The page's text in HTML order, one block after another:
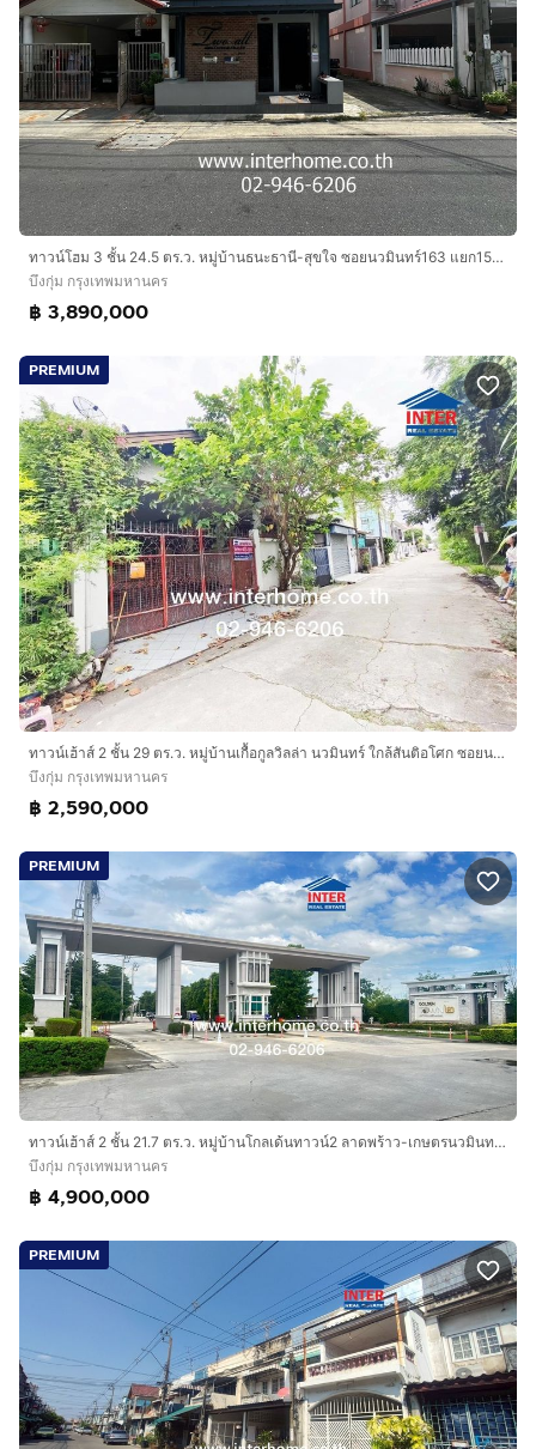
ทาวน์โฮม 3 ชั้น 24.5 ตร.ว. หมู่บ้านธนะธานี-สุขใจ ซอยนวมินทร์163 แยก15-12 ถนนนวมินทร์ เขตบึงกุ่ม กรุงเทพมหานคร
บึงกุ่ม กรุงเทพมหานคร
฿ 3,890,000
PREMIUM
ทาวน์เฮ้าส์ 2 ชั้น 29 ตร.ว. หมู่บ้านเกื้อกูลวิลล่า นวมินทร์ ใกล้สันติอโศก ซอยนวมินทร์26 แยก5 ถนนนวมินทร์ เขตบึงกุ่ม กรุงเทพมหานคร
บึงกุ่ม กรุงเทพมหานคร
฿ 2,590,000
PREMIUM
ทาวน์เฮ้าส์ 2 ชั้น 21.7 ตร.ว. หมู่บ้านโกลเด้นทาวน์2 ลาดพร้าว-เกษตรนวมินทร์ ซอยนวมินทร์42 แยก27 ถนนนวมินทร์ ถนนประเสริฐมนูกิจ เขตบึงกุ่ม กรุง
บึงกุ่ม กรุงเทพมหานคร
฿ 4,900,000
PREMIUM